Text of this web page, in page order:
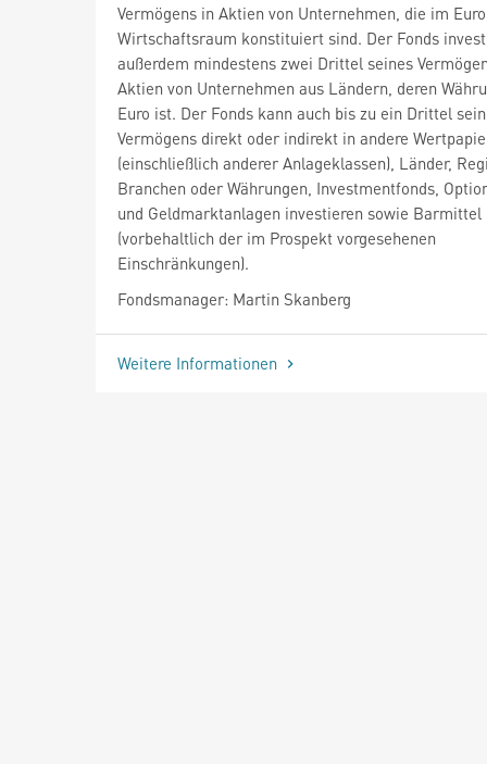
Vermögens in Aktien von Unternehmen, die im
Wirtschaftsraum konstituiert sind. Der Fonds
außerdem mindestens zwei Drittel seines
Aktien von Unternehmen aus Ländern, deren
Euro ist. Der Fonds kann auch bis zu ein Drittel
Vermögens direkt oder indirekt in andere
(einschließlich anderer Anlageklassen), Länder,
Branchen oder Währungen, Investmentfonds,
und Geldmarktanlagen investieren sowie Barmittel
(vorbehaltlich der im Prospekt vorgesehenen
Einschränkungen).
Fondsmanager: Martin Skanberg
Weitere Informationen